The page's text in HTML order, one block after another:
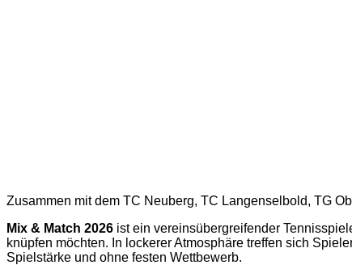
Zusammen mit dem TC Neuberg, TC Langenselbold, TG
Mix & Match 2026 ist ein vereinsübergreifender
knüpfen möchten. In lockerer Atmosphäre treffen sich
Spielstärke und ohne festen Wettbewerb.